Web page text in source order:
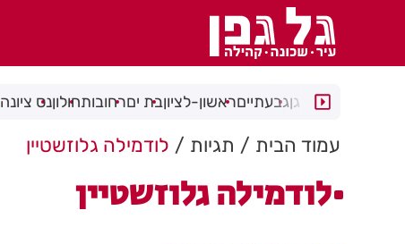
רמת גןגבעתייםראשון-לציוןבת יםרחובותחולוןנס ציונה
עמוד הבית תגיות לודמילה גלוזשטיין
לודמילה גלוזשטיין